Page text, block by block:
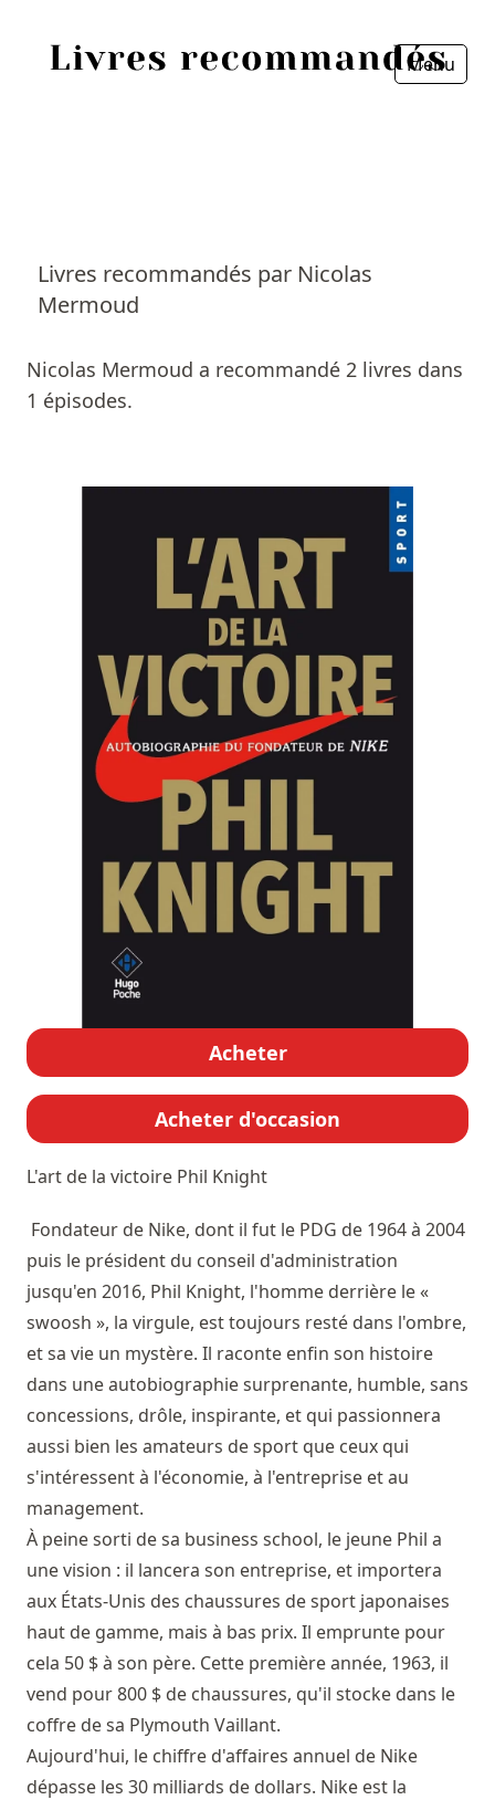
Menu
Livres recommandés par Nicolas
Mermoud
Nicolas Mermoud a recommandé 2 livres dans
1 épisodes.
Acheter
Acheter d'occasion
L'art de la victoire Phil Knight
Fondateur de Nike, dont il fut le PDG de 1964 à 2004
puis le président du conseil d'administration
jusqu'en 2016, Phil Knight, l'homme derrière le «
swoosh », la virgule, est toujours resté dans l'ombre,
et sa vie un mystère. Il raconte enfin son histoire
dans une autobiographie surprenante, humble, sans
concessions, drôle, inspirante, et qui passionnera
aussi bien les amateurs de sport que ceux qui
s'intéressent à l'économie, à l'entreprise et au
management.
À peine sorti de sa business school, le jeune Phil a
une vision : il lancera son entreprise, et importera
aux États-Unis des chaussures de sport japonaises
haut de gamme, mais à bas prix. Il emprunte pour
cela 50 $ à son père. Cette première année, 1963, il
vend pour 800 $ de chaussures, qu'il stocke dans le
coffre de sa Plymouth Vaillant.
Aujourd'hui, le chiffre d'affaires annuel de Nike
dépasse les 30 milliards de dollars. Nike est la
Personnes
Livres
Prix littéraires
Fermer